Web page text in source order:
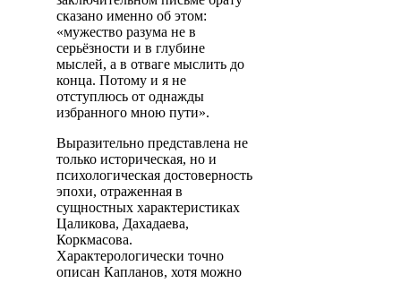
сказано именно об этом:
«мужество разума не в
серьёзности и в глубине
мыслей, а в отваге мыслить до
конца. Потому и я не
отступлюсь от однажды
избранного мною пути».
Выразительно представлена не
только историческая, но и
психологическая достоверность
эпохи, отраженная в
сущностных характеристиках
Цаликова, Дахадаева,
Коркмасова.
Характерологически точно
описан Капланов, хотя можно